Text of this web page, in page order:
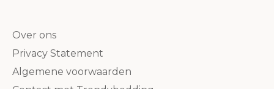
Over ons
Privacy Statement
Algemene voorwaarden